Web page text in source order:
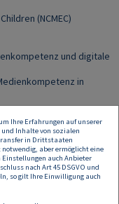
(NCMEC)
und digitale
in
und Institutionen,
30 Under 30"-
Ihre Erfahrungen auf unserer
Inhalte von sozialen
in Drittstaaten
aber ermöglicht eine
auch Anbieter
nach Art 45 DSGVO und
so gilt Ihre Einwilligung auch